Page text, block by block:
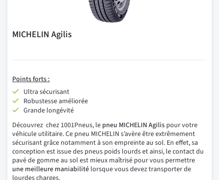
MICHELIN Agilis
Points forts :
Ultra sécurisant
Robustesse améliorée
Grande longévité
Découvrez chez 1001Pneus, le pneu MICHELIN Agilis pour votre
véhicule utilitaire. Ce pneu MICHELIN s’avère être extrêmement
sécurisant grâce notamment à son empreinte au sol. En effet, sa
conception est issue des pneus poids lourds et ainsi, le contact du
pavé de gomme au sol est mieux maîtrisé pour vous permettre
une meilleure maniabilité lorsque vous devez transporter de
lourdes charges.